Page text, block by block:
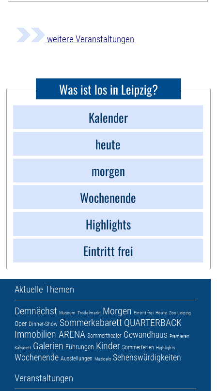
weitere Veranstaltungen
Was ist los in Leipzig?
Kalender
heute
morgen
Wochenende
Highlights
Eintritt frei
Aktuelle Themen
Demnächst Museum Trödelmarkt Morgen Eintritt frei Heute Zoo Leipzig
Oper Dinner-Show Sommerkabarett QUARTERBACK
Immobilien ARENA Sommertheater Gewandhaus Premieren
Kabarett Galerien Führungen Kinder Sommerferien Highlights
Wochenende Ausstellungen Musicals Sehenswürdigkeiten
Veranstaltungen